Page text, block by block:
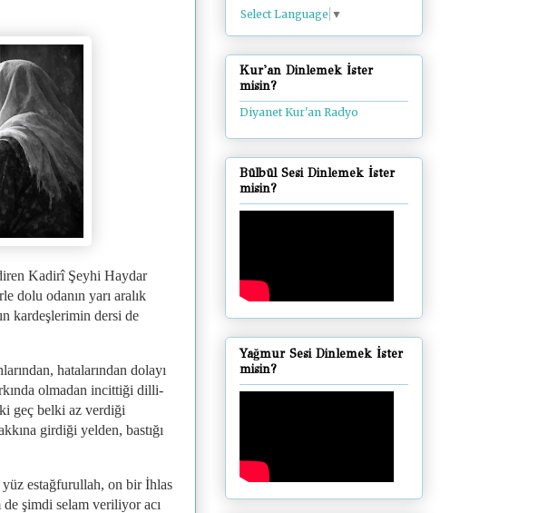
Kadirî Şeyhi Haydar
dolu odanın yarı aralık
kardeşlerimin dersi de
hatalarından dolayı
olmadan incittiği dilli-
geç belki az verdiği
girdiği yelden, bastığı
yüz estağfurullah, on bir İhlas
şimdi selam veriliyor acı
Select Language ▼
Kur'an Dinlemek İster
misin?
Diyanet Kur'an Radyo
Bülbül Sesi Dinlemek İster
misin?
Yağmur Sesi Dinlemek İster
misin?